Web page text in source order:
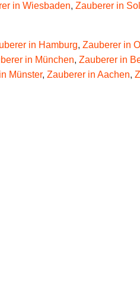
in Wiesbaden, Zauberer in
in Hamburg, Zauberer in
in München, Zauberer in
Münster, Zauberer in Aachen,